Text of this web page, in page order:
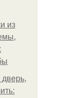
из